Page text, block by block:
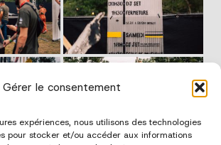
Gérer le consentement
expériences, nous utilisons des technologies
pour stocker et/ou accéder aux informations